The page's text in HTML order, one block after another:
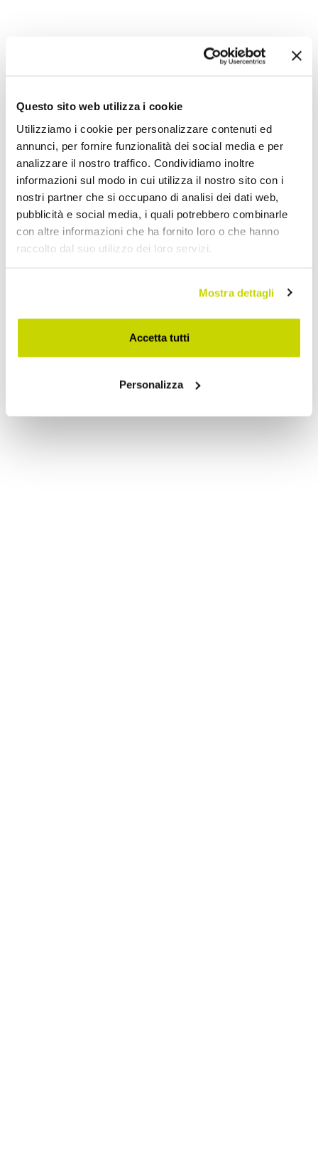
Questo sito web utilizza i cookie
Utilizziamo i cookie per personalizzare contenuti ed
annunci, per fornire funzionalità dei social media e per
analizzare il nostro traffico. Condividiamo inoltre
informazioni sul modo in cui utilizza il nostro sito con i
nostri partner che si occupano di analisi dei dati web,
pubblicità e social media, i quali potrebbero combinarle
con altre informazioni che ha fornito loro o che hanno
raccolto dal suo utilizzo dei loro servizi.
Mostra dettagli
Accetta tutti
Personalizza